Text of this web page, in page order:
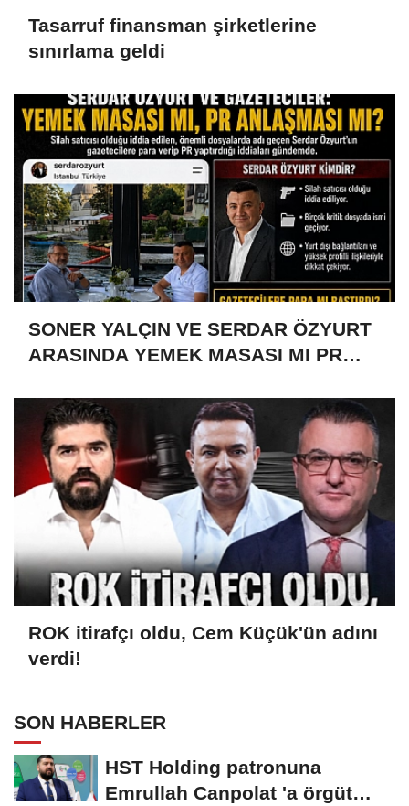
Tasarruf finansman şirketlerine
sınırlama geldi
SONER YALÇIN VE SERDAR ÖZYURT
ARASINDA YEMEK MASASI MI PR
ROK itirafçı oldu, Cem Küçük'ün adını
verdi!
SON HABERLER
HST Holding patronuna
Emrullah Canpolat 'a örgüt